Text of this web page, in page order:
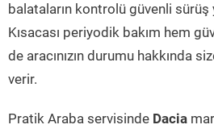
balataların kontrolü güvenli sürüş
Kısacası periyodik bakım hem
de aracınızın durumu hakkında
verir.
Pratik Araba servisinde Dacia